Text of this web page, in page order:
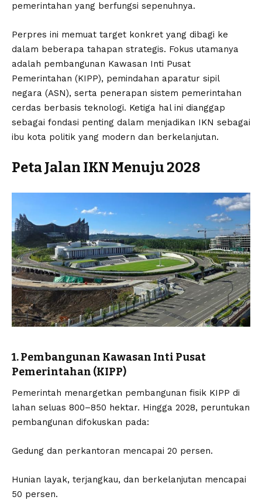
pemerintahan yang berfungsi sepenuhnya.
Perpres ini memuat target konkret yang dibagi ke
dalam beberapa tahapan strategis. Fokus utamanya
adalah pembangunan Kawasan Inti Pusat
Pemerintahan (KIPP), pemindahan aparatur sipil
negara (ASN), serta penerapan sistem pemerintahan
cerdas berbasis teknologi. Ketiga hal ini dianggap
sebagai fondasi penting dalam menjadikan IKN sebagai
ibu kota politik yang modern dan berkelanjutan.
Peta Jalan IKN Menuju 2028
1. Pembangunan Kawasan Inti Pusat
Pemerintahan (KIPP)
Pemerintah menargetkan pembangunan fisik KIPP di
lahan seluas 800–850 hektar. Hingga 2028, peruntukan
pembangunan difokuskan pada:
Gedung dan perkantoran mencapai 20 persen.
Hunian layak, terjangkau, dan berkelanjutan mencapai
50 persen.